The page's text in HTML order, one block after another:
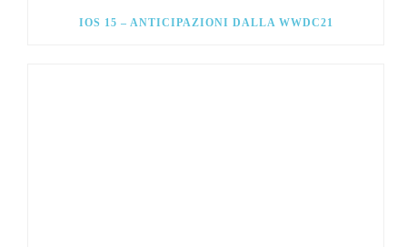
IOS 15 – ANTICIPAZIONI DALLA WWDC21